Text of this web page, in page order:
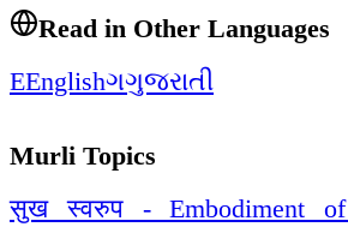
Read in Other Languages
EEnglishગગુજરાતી
Murli Topics
सुख स्वरुप - Embodiment of